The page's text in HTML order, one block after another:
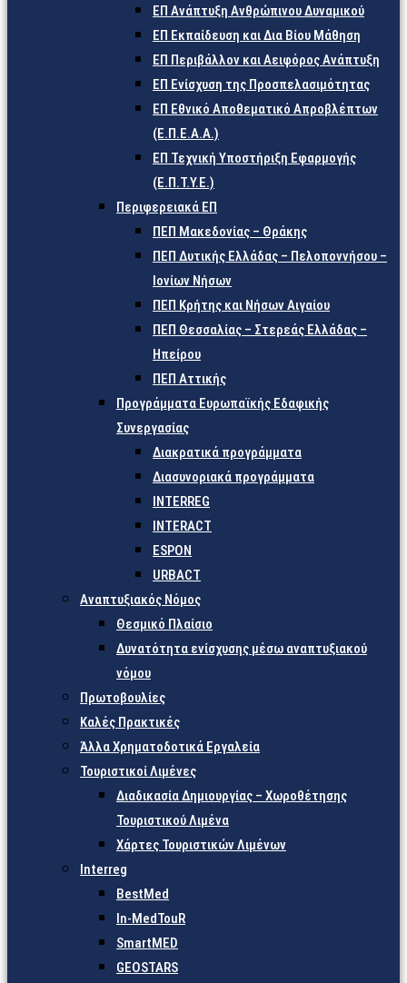
ΕΠ Ανάπτυξη Ανθρώπινου Δυναμικού
ΕΠ Εκπαίδευση και Δια Βίου Μάθηση
ΕΠ Περιβάλλον και Αειφόρος Ανάπτυξη
ΕΠ Ενίσχυση της Προσπελασιμότητας
ΕΠ Εθνικό Αποθεματικό Απροβλέπτων
(Ε.Π.Ε.Α.Α.)
ΕΠ Τεχνική Υποστήριξη Εφαρμογής
(Ε.Π.Τ.Υ.Ε.)
Περιφερειακά ΕΠ
ΠΕΠ Μακεδονίας – Θράκης
ΠΕΠ Δυτικής Ελλάδας – Πελοποννήσου –
Ιονίων Νήσων
ΠΕΠ Κρήτης και Νήσων Αιγαίου
ΠΕΠ Θεσσαλίας – Στερεάς Ελλάδας –
Ηπείρου
ΠΕΠ Αττικής
Προγράμματα Ευρωπαϊκής Εδαφικής
Συνεργασίας
Διακρατικά προγράμματα
Διασυνοριακά προγράμματα
INTERREG
INTERACT
ESPON
URBACT
Αναπτυξιακός Νόμος
Θεσμικό Πλαίσιο
Δυνατότητα ενίσχυσης μέσω αναπτυξιακού
νόμου
Πρωτοβουλίες
Καλές Πρακτικές
Άλλα Χρηματοδοτικά Εργαλεία
Τουριστικοί Λιμένες
Διαδικασία Δημιουργίας – Χωροθέτησης
Τουριστικού Λιμένα
Χάρτες Τουριστικών Λιμένων
Interreg
BestMed
In-MedTouR
SmartMED
GEOSTARS